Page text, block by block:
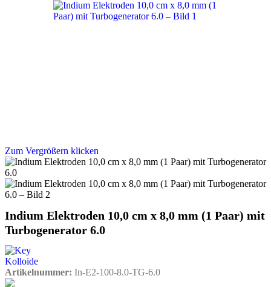
Zum Vergrößern klicken
Indium Elektroden 10,0 cm x 8,0 mm (1 Paar) mit
Turbogenerator 6.0
Artikelnummer: In-E2-100-8.0-TG-6.0